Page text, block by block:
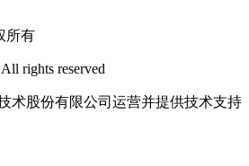
所有
rights reserved
术股份有限公司运营并提供技术支持